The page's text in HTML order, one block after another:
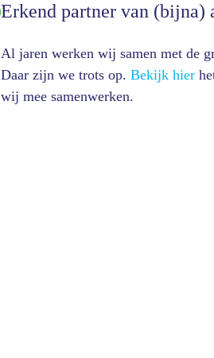
Erkend partner van (bijna)
Al jaren werken wij samen met de
Daar zijn we trots op. Bekijk hier
wij mee samenwerken.